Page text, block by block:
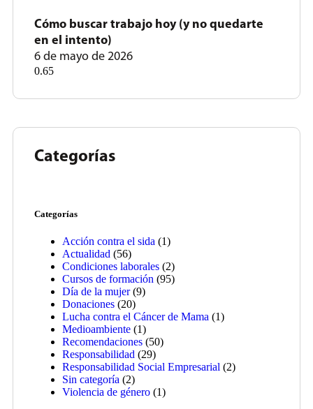
Cómo buscar trabajo hoy (y no quedarte
en el intento)
6 de mayo de 2026
Categorías
Categorías
Acción contra el sida (1)
Actualidad (56)
Condiciones laborales (2)
Cursos de formación (95)
Día de la mujer(9)
Donaciones (20)
Lucha contra el Cáncer de Mama (1)
Medioambiente (1)
Recomendaciones (50)
Responsabilidad (29)
Responsabilidad Social Empresarial (2)
Sin categoría (2)
Violencia de género (1)